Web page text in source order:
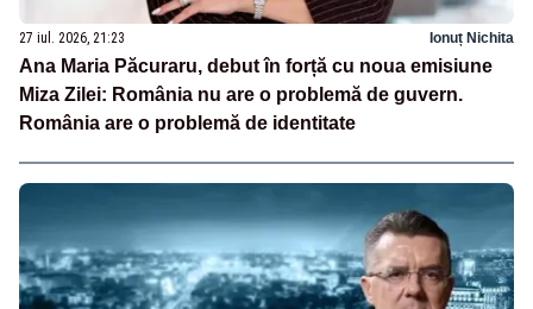
27 iul. 2026, 21:23 Ionuț Nichita
Ana Maria Păcuraru, debut în forță cu noua emisiune
Miza Zilei: România nu are o problemă de guvern.
România are o problemă de identitate